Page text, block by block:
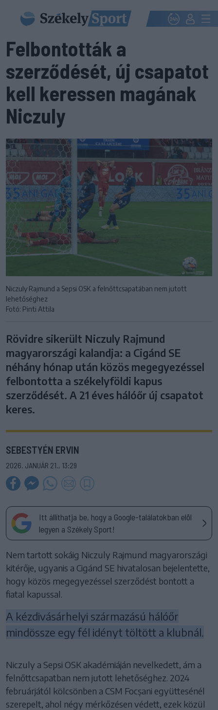
Felbontották a
szerződését, új csapatot
kell keressen magának
Niczuly
Niczuly Rajmund a Sepsi OSK a felnőttcsapatában nem jutott
lehetőséghez
Fotó: Pinti Attila
Rövidre sikerült Niczuly Rajmund
magyarországi kalandja: a Cigánd SE
néhány hónap után közös megegyezéssel
felbontotta a székelyföldi kapus
szerződését. A 21 éves hálóőr új csapatot
keres.
SEBESTYÉN ERVIN
2026. JANUÁR 21., 13:29
Itt állíthatja be, hogy a Google-találatokban elöl
legyen a Székely Sport!
Nem tartott sokáig Niczuly Rajmund magyarországi
kitérője, ugyanis a Cigánd SE hivatalosan bejelentette,
hogy közös megegyezéssel szerződést bontott a
fiatal kapussal.
A kézdivásárhelyi származású hálóőr
mindössze egy fél idényt töltött a klubnál.
Niczuly a Sepsi OSK akadémiáján nevelkedett, ám a
felnőttcsapatban nem jutott lehetőséghez. 2024
februárjától kölcsönben a CSM Focșani együttesénél
szerepelt, ahol négy mérkőzésen védett, ezek közül